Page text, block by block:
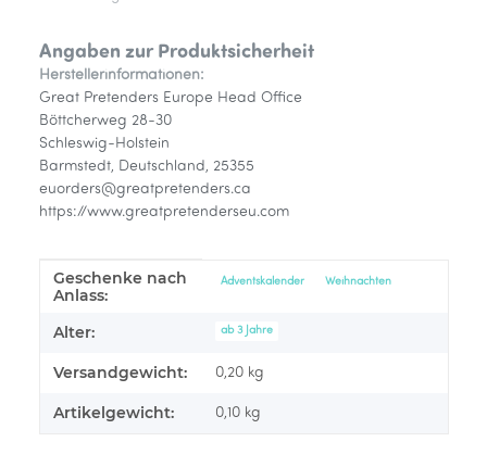
Angaben zur Produktsicherheit
Herstellerinformationen:
Great Pretenders Europe Head Office
Böttcherweg 28-30
Schleswig-Holstein
Barmstedt, Deutschland, 25355
euorders@greatpretenders.ca
https://www.greatpretenderseu.com
Produkteigenschaft
Wert
Geschenke nach
Anlass:
Adventskalender Weihnachten
Alter: ab 3 Jahre
Versandgewicht: 0,20 kg
Artikelgewicht: 0,10 kg